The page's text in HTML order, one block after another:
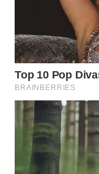
WN
SIMALUNGUN
LABUHANBATU
WN
TAPANULI
TENGAH